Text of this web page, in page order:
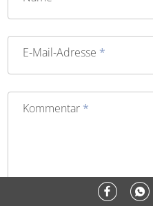
Sag uns Deine Meinung zu
Name *
E-Mail-Adresse